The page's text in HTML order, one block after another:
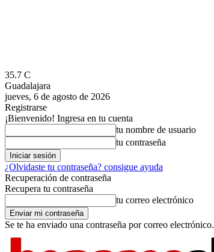
35.7 C
Guadalajara
jueves, 6 de agosto de 2026
Registrarse
¡Bienvenido! Ingresa en tu cuenta
tu nombre de usuario
tu contraseña
¿Olvidaste tu contraseña? consigue ayuda
Recuperación de contraseña
Recupera tu contraseña
tu correo electrónico
Se te ha enviado una contraseña por correo electrónico.